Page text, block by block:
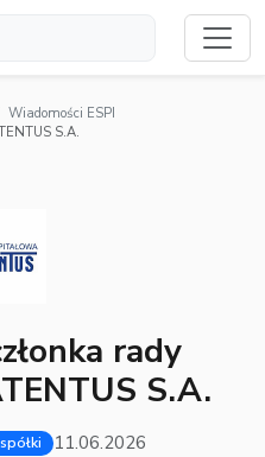
Wiadomości ESPI
S.A.
rady
S.A.
11.06.2026